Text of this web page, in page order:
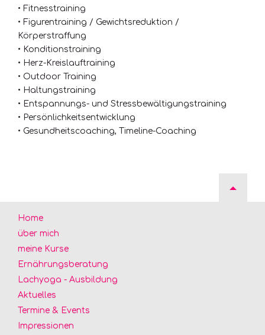
• Fitnesstraining
• Figurentraining / Gewichtsreduktion /
Körperstraffung
• Konditionstraining
• Herz-Kreislauftraining
• Outdoor Training
• Haltungstraining
• Entspannungs- und Stressbewältigungstraining
• Persönlichkeitsentwicklung
• Gesundheitscoaching, Timeline-Coaching
überspringen
Home
über mich
meine Kurse
Ernährungsberatung
Lachyoga - Ausbildung
Aktuelles
Termine & Events
Impressionen